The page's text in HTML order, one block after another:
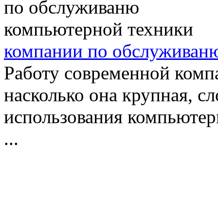
компании по
Работу современной
насколько она крупная,
использования
...